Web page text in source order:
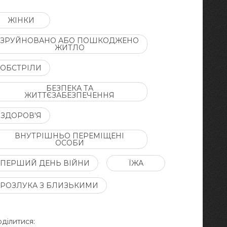
ЖІНКИ
ЗРУЙНОВАНО АБО ПОШКОДЖЕНО
ЖИТЛО
ОБСТРІЛИ
БЕЗПЕКА ТА
ЖИТТЄЗАБЕЗПЕЧЕННЯ
ЗДОРОВ'Я
ВНУТРІШНЬО ПЕРЕМІЩЕНІ
ОСОБИ
ПЕРШИЙ ДЕНЬ ВІЙНИ ЇЖА
РОЗЛУКА З БЛИЗЬКИМИ